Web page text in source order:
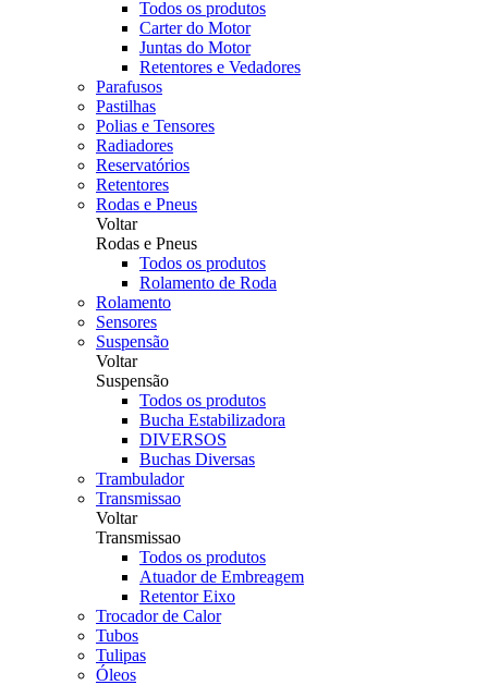
Todos os produtos
Carter do Motor
Juntas do Motor
Retentores e Vedadores
Parafusos
Pastilhas
Polias e Tensores
Radiadores
Reservatórios
Retentores
Rodas e Pneus
Voltar
Rodas e Pneus
Todos os produtos
Rolamento de Roda
Rolamento
Sensores
Suspensão
Voltar
Suspensão
Todos os produtos
Bucha Estabilizadora
DIVERSOS
Buchas Diversas
Trambulador
Transmissao
Voltar
Transmissao
Todos os produtos
Atuador de Embreagem
Retentor Eixo
Trocador de Calor
Tubos
Tulipas
Óleos